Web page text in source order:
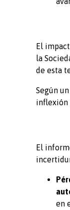
El
la
de esta
Según un
inflexión
El
en